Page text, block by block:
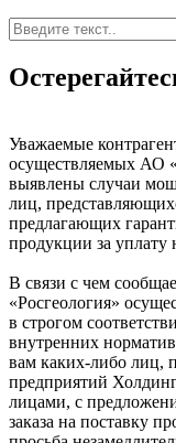
Уважаемые
осуществляемых АО
выявлены случаи
лиц,
предлагающих
продукции за уплату
В связи с чем
«Росгеология»
в строгом
внутренних
вам каких-либо лиц,
предприятий
лицами, с
заказа на поставку